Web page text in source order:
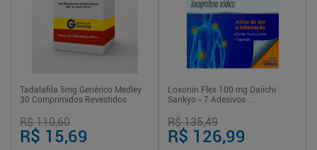
Tadalafila 5mg Genérico Medley
30 Comprimidos Revestidos
R$ 110,60
R$ 15,69
Loxonin Flex 100 mg Daiichi
Sankyo - 7 Adesivos
R$ 135,49
R$ 126,99